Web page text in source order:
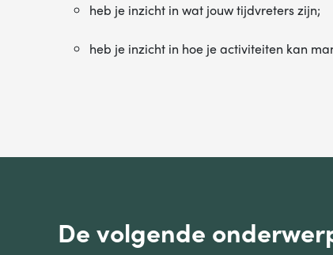
heb je inzicht in wat jouw tijdvreters zijn;
heb je inzicht in hoe je activiteiten kan
De volgende
TELEFOONNUMMER